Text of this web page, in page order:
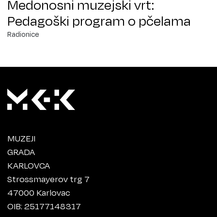
Medonosni muzejski vrt:
Pedagoški program o pčelama
Radionice
MUZEJI
GRADA
KARLOVCA
Strossmayerov trg 7
47000 Karlovac
OIB: 25177148317